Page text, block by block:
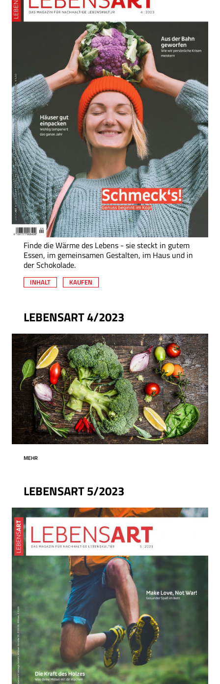
Finde die Wärme des Lebens - sie steckt in gutem
Essen, im gemeinsamen Gestalten, im Haus und in
der Schokolade.
INHALT KAUFEN
LEBENSART 4/2023
MEHR
LEBENSART 5/2023